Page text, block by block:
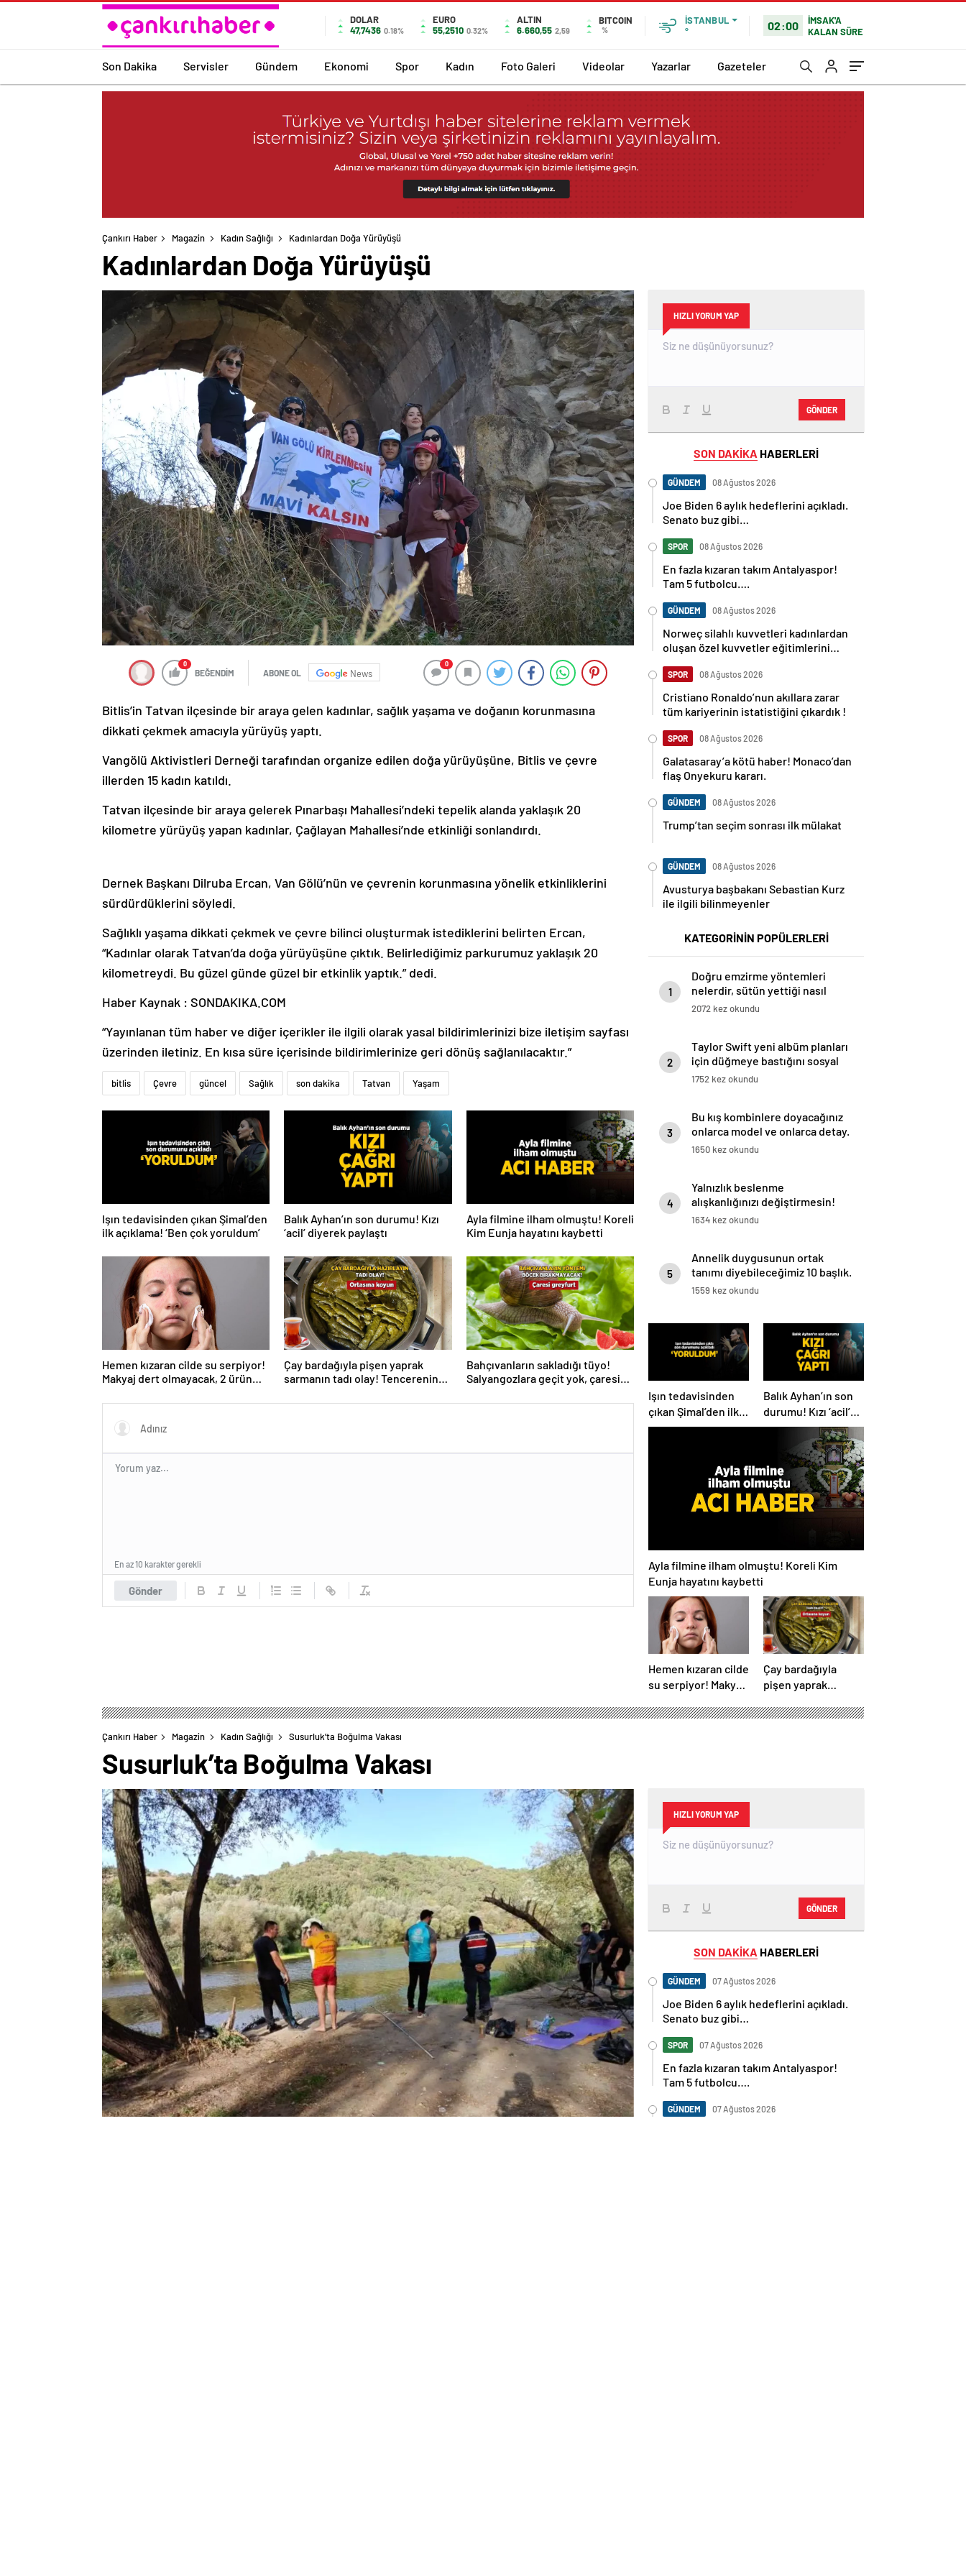
DOLAR
47,7436 0.18%
EURO
55,2510 0.32%
ALTIN
6.660,55 2,59
BITCOIN
%
İSTANBUL
°
02:00
İMSAK'A
KALAN SÜRE
Son Dakika Servisler Gündem Ekonomi Spor Kadın Foto Galeri Videolar Yazarlar Gazeteler
Çankırı Haber Magazin Kadın Sağlığı Kadınlardan Doğa Yürüyüşü
Kadınlardan Doğa Yürüyüşü
0
BEĞENDİM ABONE OL News
0
Bitlis’in Tatvan ilçesinde bir araya gelen kadınlar, sağlık yaşama ve doğanın korunmasına
dikkati çekmek amacıyla yürüyüş yaptı.
Vangölü Aktivistleri Derneği tarafından organize edilen doğa yürüyüşüne, Bitlis ve çevre
illerden 15 kadın katıldı.
Tatvan ilçesinde bir araya gelerek Pınarbaşı Mahallesi’ndeki tepelik alanda yaklaşık 20
kilometre yürüyüş yapan kadınlar, Çağlayan Mahallesi’nde etkinliği sonlandırdı.
Dernek Başkanı Dilruba Ercan, Van Gölü’nün ve çevrenin korunmasına yönelik etkinliklerini
sürdürdüklerini söyledi.
Sağlıklı yaşama dikkati çekmek ve çevre bilinci oluşturmak istediklerini belirten Ercan,
“Kadınlar olarak Tatvan’da doğa yürüyüşüne çıktık. Belirlediğimiz parkurumuz yaklaşık 20
kilometreydi. Bu güzel günde güzel bir etkinlik yaptık.” dedi.
Haber Kaynak : SONDAKIKA.COM
“Yayınlanan tüm haber ve diğer içerikler ile ilgili olarak yasal bildirimlerinizi bize iletişim sayfası
üzerinden iletiniz. En kısa süre içerisinde bildirimlerinize geri dönüş sağlanılacaktır.”
bitlis Çevre güncel Sağlık son dakika Tatvan Yaşam
Işın tedavisinden çıkan Şimal’den
ilk açıklama! ‘Ben çok yoruldum’
Balık Ayhan’ın son durumu! Kızı
‘acil’ diyerek paylaştı
Ayla filmine ilham olmuştu! Koreli
Kim Eunja hayatını kaybetti
Hemen kızaran cilde su serpiyor!
Makyaj dert olmayacak, 2 ürün
Çay bardağıyla pişen yaprak
sarmanın tadı olay! Tencerenin
Bahçıvanların sakladığı tüyo!
Salyangozlara geçit yok, çaresi
Gönder
En az 10 karakter gerekli
HIZLI YORUM YAP
GÖNDER
SON DAKİKA HABERLERİ
GÜNDEM 08 Ağustos 2026
Joe Biden 6 aylık hedeflerini açıkladı.
Senato buz gibi…
SPOR 08 Ağustos 2026
En fazla kızaran takım Antalyaspor!
Tam 5 futbolcu….
GÜNDEM 08 Ağustos 2026
Norweç silahlı kuvvetleri kadınlardan
oluşan özel kuvvetler eğitimlerini
SPOR 08 Ağustos 2026
Cristiano Ronaldo’nun akıllara zarar
tüm kariyerinin istatistiğini çıkardık !
SPOR 08 Ağustos 2026
Galatasaray’a kötü haber! Monaco’dan
flaş Onyekuru kararı.
GÜNDEM 08 Ağustos 2026
Trump’tan seçim sonrası ilk mülakat
GÜNDEM 08 Ağustos 2026
Avusturya başbakanı Sebastian Kurz
ile ilgili bilinmeyenler
KATEGORİNİN POPÜLERLERİ
1
Doğru emzirme yöntemleri
nelerdir, sütün yettiği nasıl
anlaşılır?
2072 kez okundu
2
Taylor Swift yeni albüm planları
için düğmeye bastığını sosyal
medyadan duyurdu!
1752 kez okundu
3
Bu kış kombinlere doyacağınız
onlarca model ve onlarca detay.
1650 kez okundu
4
Yalnızlık beslenme
alışkanlığınızı değiştirmesin!
Duygusal yeme ile başa çıkılmalı
1634 kez okundu
5
Annelik duygusunun ortak
tanımı diyebileceğimiz 10 başlık.
1559 kez okundu
Işın tedavisinden
çıkan Şimal’den ilk
açıklama! ‘Ben çok
Balık Ayhan’ın son
durumu! Kızı ‘acil’
diyerek paylaştı
Ayla filmine ilham olmuştu! Koreli Kim
Eunja hayatını kaybetti
Hemen kızaran cilde
su serpiyor! Makyaj
ürün yetiyor
Çay bardağıyla
pişen yaprak
Tencerenin
Çankırı Haber Magazin Kadın Sağlığı Susurluk’ta Boğulma Vakası
Susurluk’ta Boğulma Vakası
HIZLI YORUM YAP
GÖNDER
SON DAKİKA HABERLERİ
GÜNDEM 07 Ağustos 2026
Joe Biden 6 aylık hedeflerini açıkladı.
Senato buz gibi…
SPOR 07 Ağustos 2026
En fazla kızaran takım Antalyaspor!
Tam 5 futbolcu….
GÜNDEM 07 Ağustos 2026